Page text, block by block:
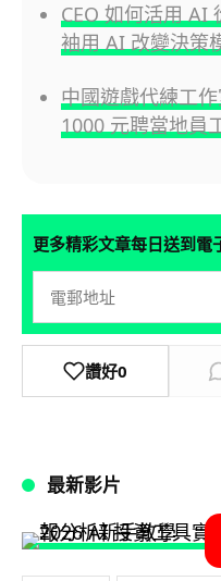
CEO 如何活用 AI
袖用 AI 改變決策
中國遊戲代練工
1000 元聘當地員
更多精彩文章每日送到電
讚好0
最新影片